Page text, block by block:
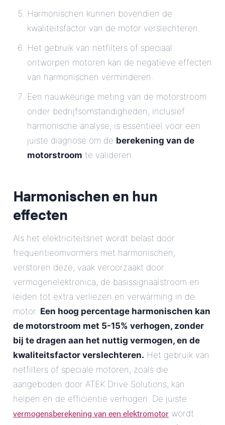
Harmonischen kunnen bovendien de
kwaliteitsfactor van de motor verslechteren.
Het gebruik van netfilters of speciaal
ontworpen motoren kan de negatieve effecten
van harmonischen verminderen.
Een nauwkeurige meting van de motorstroom
onder bedrijfsomstandigheden, inclusief
harmonische analyse, is essentieel voor een
juiste diagnose om de berekening van de
motorstroom te valideren.
Harmonischen en hun
effecten
Als het elektriciteitsnet wordt belast door
frequentieomvormers met harmonischen,
verstoren deze, vaak veroorzaakt door
vermogenelektronica, de basissignaalstroom en
leiden tot extra verliezen en verwarming in de
motor. Een hoog percentage harmonischen kan
de motorstroom met 5-15% verhogen, zonder
bij te dragen aan het nuttig vermogen, en de
kwaliteitsfactor verslechteren. Het gebruik van
netfilters of speciale motoren, zoals die
aangeboden door ATEK Drive Solutions, kan
helpen en de efficiëntie verhogen. De juiste
vermogensberekening van een elektromotor wordt